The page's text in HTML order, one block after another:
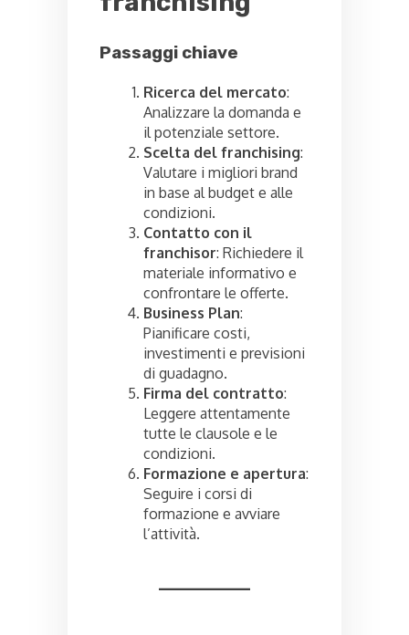
Passaggi chiave
Ricerca del mercato:
Analizzare la domanda e
il potenziale settore.
Scelta del franchising:
Valutare i migliori brand
in base al budget e alle
condizioni.
Contatto con il
franchisor: Richiedere il
materiale informativo e
confrontare le offerte.
Business Plan:
Pianificare costi,
investimenti e previsioni
di guadagno.
Firma del contratto:
Leggere attentamente
tutte le clausole e le
condizioni.
Formazione e apertura:
Seguire i corsi di
formazione e avviare
l’attività.